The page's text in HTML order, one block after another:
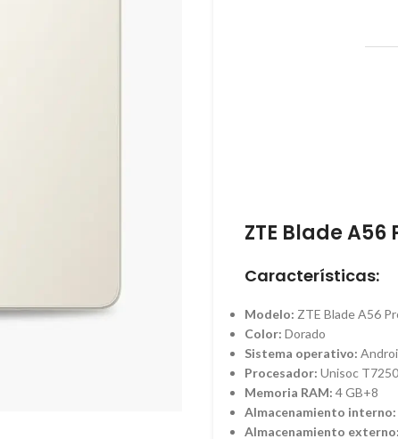
ZTE Blade A56
Características:
Modelo: ZTE Blade A56
Color: Dorado
Sistema operativo:
Procesador: Unisoc
Memoria RAM: 4 GB+8
Almacenamiento interno:
Almacenamiento externo: